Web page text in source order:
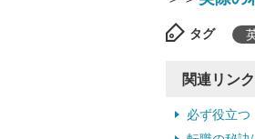
タグ
関連リンク
必ず役立